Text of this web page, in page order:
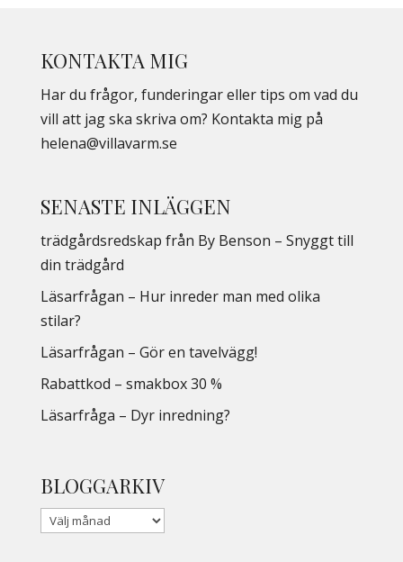
KONTAKTA MIG
Har du frågor, funderingar eller tips om vad du
vill att jag ska skriva om? Kontakta mig på
helena@villavarm.se
SENASTE INLÄGGEN
trädgårdsredskap från By Benson – Snyggt till
din trädgård
Läsarfrågan – Hur inreder man med olika
stilar?
Läsarfrågan – Gör en tavelvägg!
Rabattkod – smakbox 30 %
Läsarfråga – Dyr inredning?
BLOGGARKIV